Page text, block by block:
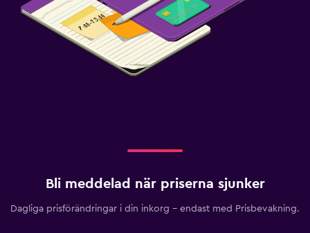
Bli meddelad när priserna sjunker
Dagliga prisförändringar i din inkorg – endast med Prisbevakning.